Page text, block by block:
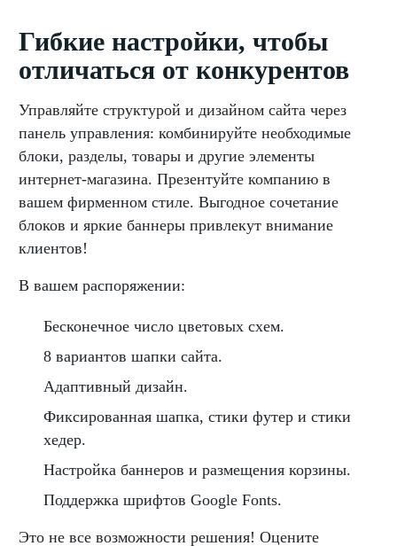
Гибкие настройки, чтобы
отличаться от конкурентов
Управляйте структурой и дизайном сайта через
панель управления: комбинируйте необходимые
блоки, разделы, товары и другие элементы
интернет-магазина. Презентуйте компанию в
вашем фирменном стиле. Выгодное сочетание
блоков и яркие баннеры привлекут внимание
клиентов!
В вашем распоряжении:
Бесконечное число цветовых схем.
8 вариантов шапки сайта.
Адаптивный дизайн.
Фиксированная шапка, стики футер и стики
хедер.
Настройка баннеров и размещения корзины.
Поддержка шрифтов Google Fonts.
Это не все возможности решения! Оцените